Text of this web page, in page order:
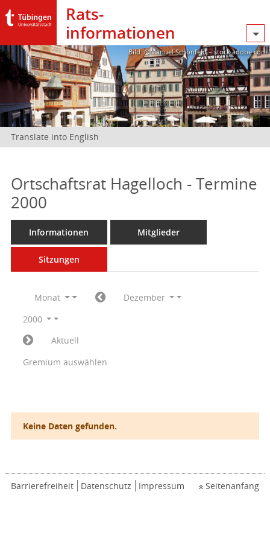
Rats­
informationen
Bild: @Manuel Schönfeld – stock.adobe.com
Translate into English
Ortschaftsrat Hagelloch - Termine
2000
Informationen Mitglieder
Sitzungen
Monat
Dezember
2000
Aktuell
Gremium auswählen
Keine Daten gefunden.
Barrierefreiheit Datenschutz Impressum Seitenanfang